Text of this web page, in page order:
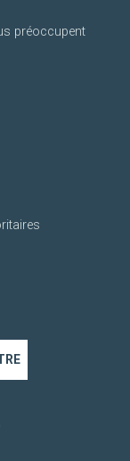
préoccupent